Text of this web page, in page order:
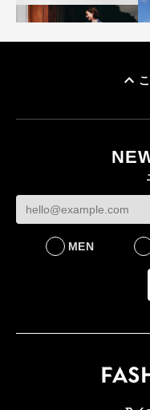
ケットなど7型を発売
FASHION
MEN